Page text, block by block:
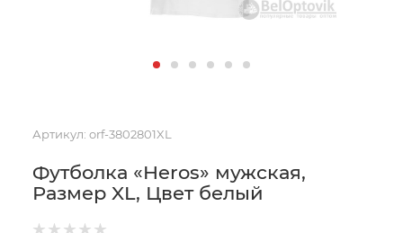
Артикул: orf-3802801XL
Футболка «Heros» мужская,
Размер XL, Цвет белый